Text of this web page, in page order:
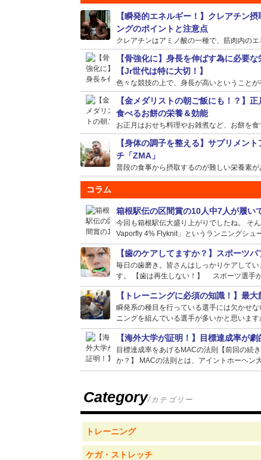
【瞬発的エネルギー！】クレアチン摂
ングのポイントと注意点
クレアチンはアミノ酸の一種で、筋肉内のエ
【骨強化に】身長を伸ばす為に必要な
【Jr世代は特に大切！】
色々な競技の上で、身長が高いということが
【金メダリストの朝ご飯にも！？】正
食べるお餅の栄養＆効能
お正月はおせち料理やお雑煮など、お餅を食
【身体の調子を整える】サプリメント
チ「ZMA」
普段の食事から摂取するのが難しい栄養素が
コラム
箱根駅伝の区間賞の10人中7人が履い
今回も箱根駅伝大盛り上がりでしたね。 そ
Vaporfly 4% Flyknit」というランニングシュ
【歯のケアしてますか？】スポーツ
毎日の歯磨き。皆さんはしっかりケアして
す。 【歯は再生しない！】 スポーツ選手が
【トレーニングに必須の知識！】最
瞬発系の種目を行っている選手には欠かせ
ニングを組んでいる選手が多いかと思いま
【海外大学が証明！】目標達成率が
目標達成率をあげるMACの法則【前回の続
か？】 MACの法則とは、アイントホーヘン
Category/カテゴリー
トレーニング
ケガ・ストレッチ